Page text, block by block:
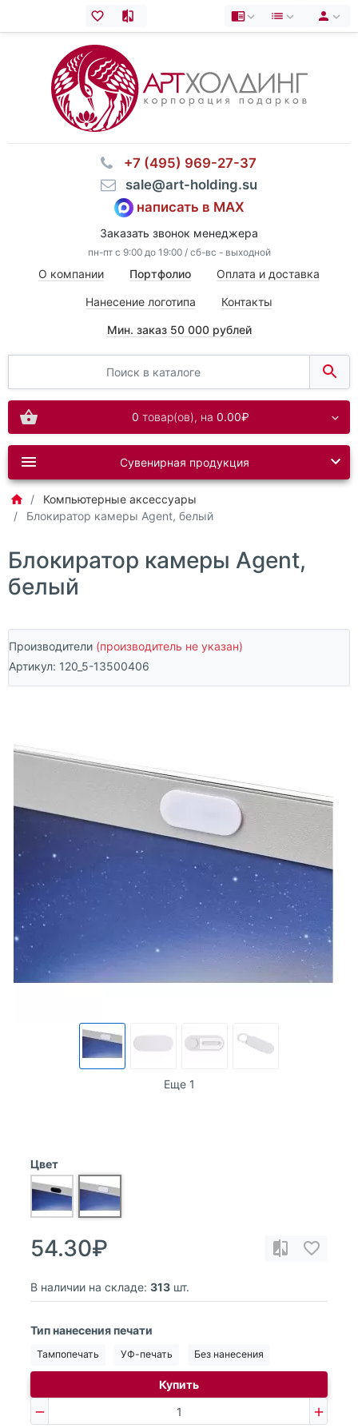
⠀+7 (495) 969-27-37
⠀sale@art-holding.su
написать в MAX
Заказать звонок менеджера
пн-пт с 9:00 до 19:00 / сб-вс - выходной
О компании Портфолио Оплата и доставка
Нанесение логотипа Контакты
Мин. заказ 50 000 рублей
0 товар(ов), на 0.00₽
Сувенирная продукция
Компьютерные аксессуары
Блокиратор камеры Agent, белый
Блокиратор камеры Agent,
белый
Производители (производитель не указан)
Артикул: 120_5-13500406
Еще 1
Цвет
54.30₽
В наличии на складе: 313 шт.
Тип нанесения печати
Тампопечать УФ-печать Без нанесения
Купить